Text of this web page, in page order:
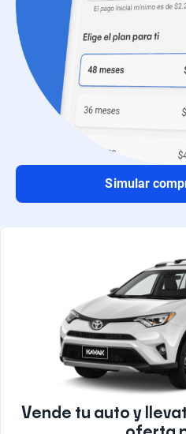
Simular
Vende tu auto y